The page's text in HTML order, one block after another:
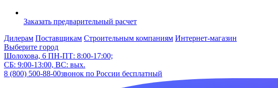
Заказать предварительный расчет
Дилерам Поставщикам Строительным компаниям Интернет-магазин
Выберите город
Шолохова, 6 ПН-ПТ: 8:00-17:00;
СБ: 9:00-13:00, ВС: вых.
8 (800) 500-88-00звонок по России бесплатный